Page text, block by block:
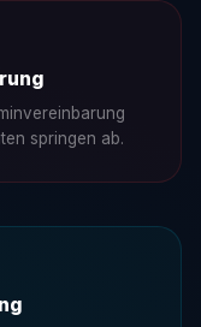
springen ab.